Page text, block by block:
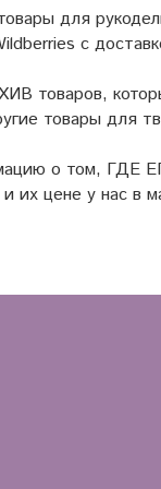
для
с
товаров,
товары для
о том, ГДЕ
их цене у нас в